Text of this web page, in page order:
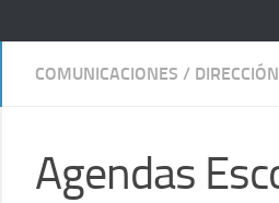
COMUNICACIONES / DIRECCIÓN
Agendas